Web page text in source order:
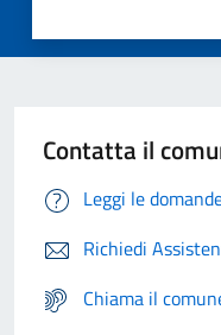
Contatta il
Leggi le
Richiedi
Chiama il